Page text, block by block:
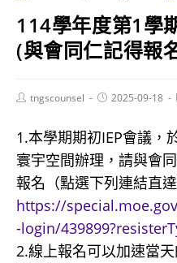
114學年度第1學
(與會同仁記得報
Posttngscounsel
Post2025-09-18
1.本學期期初IEP會議，
寰宇空間辦理，請與會
報名（點選下列連結直達
https://
-login/
2.線上報名可以加速當